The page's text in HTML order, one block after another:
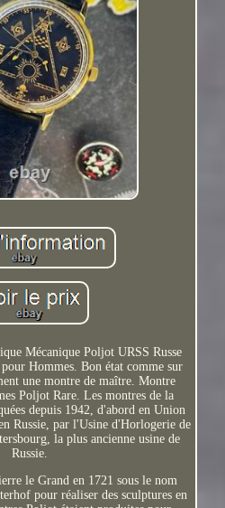
Mécanique Poljot URSS Russe
Hommes. Bon état comme sur
une montre de maître. Montre
Poljot Rare. Les montres de la
depuis 1942, d'abord en Union
Russie, par l'Usine d'Horlogerie de
la plus ancienne usine de
Russie.
le Grand en 1721 sous le nom
pour réaliser des sculptures en